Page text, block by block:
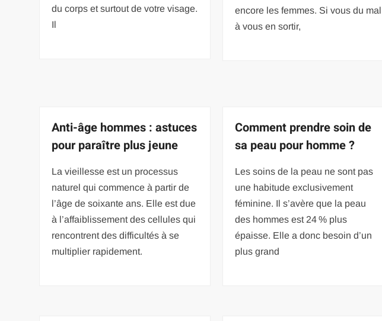
du corps et surtout de votre visage.
Il
encore les femmes. Si vous du mal
à vous en sortir,
Anti-âge hommes : astuces
pour paraître plus jeune
La vieillesse est un processus
naturel qui commence à partir de
l’âge de soixante ans. Elle est due
à l’affaiblissement des cellules qui
rencontrent des difficultés à se
multiplier rapidement.
Comment prendre soin de
sa peau pour homme ?
Les soins de la peau ne sont pas
une habitude exclusivement
féminine. Il s’avère que la peau
des hommes est 24 % plus
épaisse. Elle a donc besoin d’un
plus grand